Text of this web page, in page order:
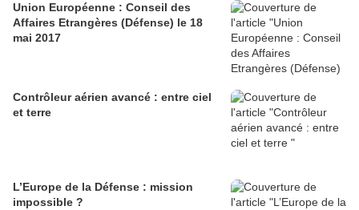
Union Européenne : Conseil des
Affaires Etrangères (Défense) le 18
mai 2017
Contrôleur aérien avancé : entre ciel
et terre
L’Europe de la Défense : mission
impossible ?